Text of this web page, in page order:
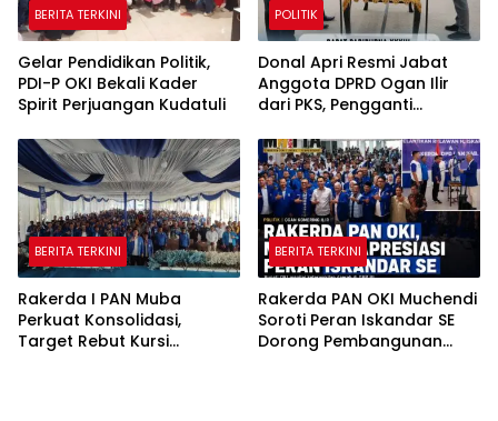
BERITA TERKINI
Gelar Pendidikan Politik,
PDI-P OKI Bekali Kader
Spirit Perjuangan Kudatuli
POLITIK
Donal Apri Resmi Jabat
Anggota DPRD Ogan Ilir
dari PKS, Pengganti
Meninggal Dunia
BERITA TERKINI
Rakerda I PAN Muba
Perkuat Konsolidasi,
Target Rebut Kursi
BERITA TERKINI
Rakerda PAN OKI Muchendi
Soroti Peran Iskandar SE
Dorong Pembangunan